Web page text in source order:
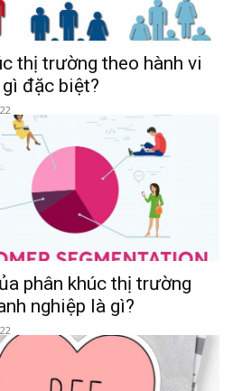
thị trường theo hành vi
gì đặc biệt?
phân khúc thị trường
nghiệp là gì?